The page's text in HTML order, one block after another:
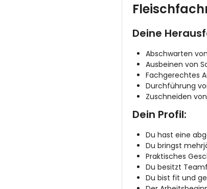
Deine
Abschwarten
Ausbeinen von
Fachgerechtes
Durchführung
Zuschneiden
Dein Profil:
Du hast eine
Du bringst
Praktisches
Du besitzt
Du bist fit und